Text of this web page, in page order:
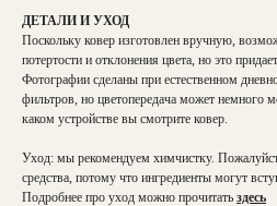
ДЕТАЛИ И УХОД
Поскольку ковер изготовлен вручную,
потертости и отклонения цвета, но это
Фотографии сделаны при естественном
фильтров, но цветопередача может немного
каком устройстве вы смотрите ковер.
Уход: мы рекомендуем химчистку.
средства, потому что ингредиенты могут
Подробнее про уход можно прочитать здесь